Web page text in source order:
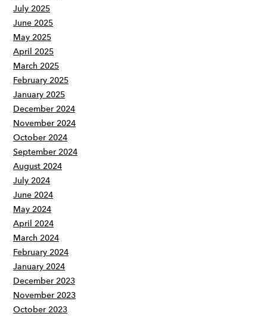
July 2025
June 2025
May 2025
April 2025
March 2025
February 2025
January 2025
December 2024
November 2024
October 2024
September 2024
August 2024
July 2024
June 2024
May 2024
April 2024
March 2024
February 2024
January 2024
December 2023
November 2023
October 2023